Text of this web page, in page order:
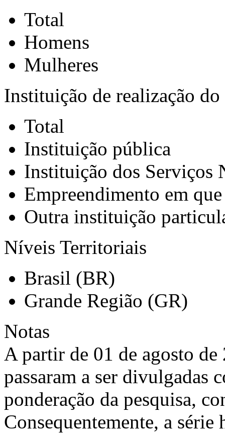
Total
Homens
Mulheres
Instituição de realização do
Total
Instituição pública
Instituição dos Serviços
Empreendimento em
Outra instituição
Níveis Territoriais
Brasil (BR)
Grande Região (GR)
Notas
A partir de 01 de agosto de
passaram a ser divulgadas
ponderação da pesquisa,
Consequentemente, a